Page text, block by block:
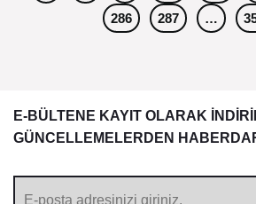
286
287 …
E-BÜLTENE KAYIT OLARAK
GÜNCELLEMELERDEN